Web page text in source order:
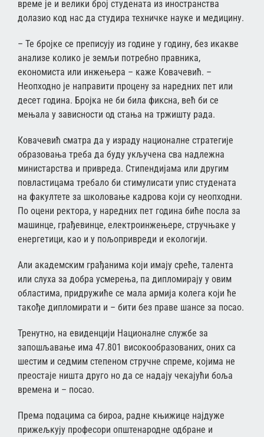
време је и велики број студената из иностранства
долазио код нас да студира техничке науке и медицину.
– Те бројке се преписују из године у годину, без икакве
анализе колико је земљи потребно правника,
економиста или инжењера – каже Ковачевић. –
Неопходно је направити процену за наредних пет или
десет година. Бројка не би била фиксна, већ би се
мењала у зависности од стања на тржишту рада.
Ковачевић сматра да у израду националне стратегије
образовања треба да буду укључена сва надлежна
министарства и привреда. Стипендијама или другим
повластицама требало би стимулисати упис студената
на факултете за школовање кадрова који су неопходни.
По оцени ректора, у наредних пет година биће посла за
машинце, грађевинце, електроинжењере, стручњаке у
енергетици, као и у пољопривреди и екологији.
Али академским грађанима који имају среће, талента
или слуха за добра усмерења, па дипломирају у овим
областима, придружиће се мала армија колега који ће
такође дипломирати и – бити без праве шансе за посао.
Тренутно, на евиденцији Националне службе за
запошљавање има 47.801 високообразованих, оних са
шестим и седмим степеном стручне спреме, којима не
преостаје ништа друго но да се надају чекајући боља
времена и – посао.
Према подацима са бироа, радне књижице најдуже
прижељкују професори општенародне одбране и